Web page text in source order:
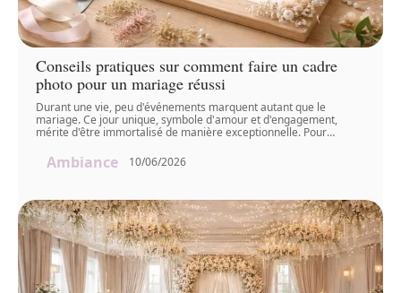
Conseils pratiques sur comment faire un cadre
photo pour un mariage réussi
Durant une vie, peu d'événements marquent autant que le
mariage. Ce jour unique, symbole d'amour et d'engagement,
mérite d'être immortalisé de manière exceptionnelle. Pour…
Ambiance 10/06/2026